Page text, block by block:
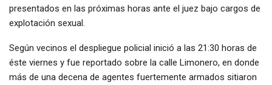
presentados en las próximas horas ante el juez bajo cargos de
explotación sexual.
Según vecinos el despliegue policial inició a las 21:30 horas de
éste viernes y fue reportado sobre la calle Limonero, en donde
más de una decena de agentes fuertemente armados sitiaron